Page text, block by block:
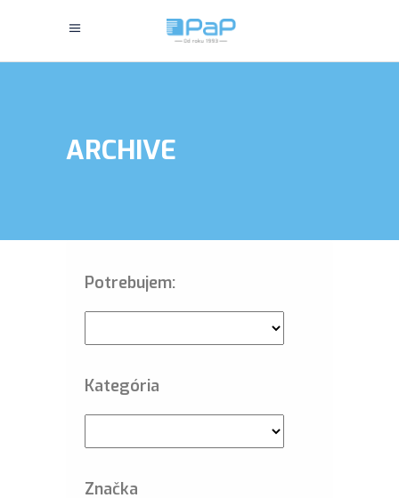
ARCHIVE
Potrebujem:
Kategória
Značka